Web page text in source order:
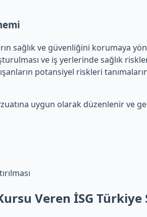
sağlık ve güvenliğini korumaya
ve iş yerlerinde sağlık
potansiyel riskleri
uygun olarak düzenlenir ve
Veren İSG Türkiye